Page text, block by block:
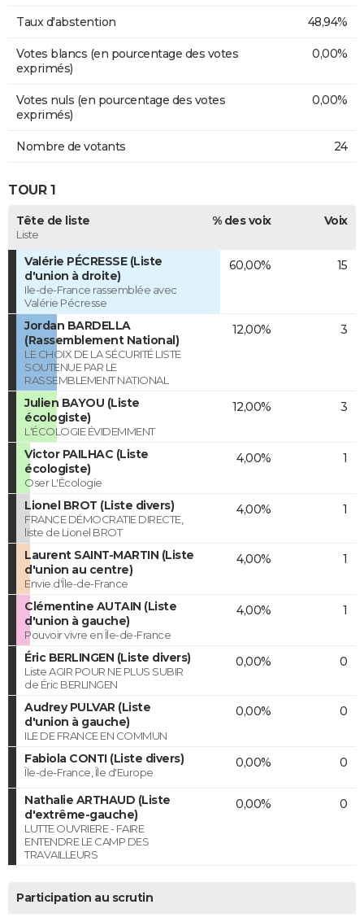
Taux d'abstention 48,94%
Votes blancs (en pourcentage des votes
exprimés)
0,00%
Votes nuls (en pourcentage des votes
exprimés)
0,00%
Nombre de votants 24
TOUR 1
Tête de liste
Liste
% des voix Voix
Valérie PÉCRESSE (Liste
d'union à droite)
Ile-de-France rassemblée avec
Valérie Pécresse
60,00% 15
Jordan BARDELLA
(Rassemblement National)
LE CHOIX DE LA SÉCURITÉ LISTE
SOUTENUE PAR LE
RASSEMBLEMENT NATIONAL
12,00% 3
Julien BAYOU (Liste
écologiste)
L'ÉCOLOGIE ÉVIDEMMENT
12,00% 3
Victor PAILHAC (Liste
écologiste)
Oser L'Écologie
4,00% 1
Lionel BROT (Liste divers)
FRANCE DÉMOCRATIE DIRECTE,
liste de Lionel BROT
4,00% 1
Laurent SAINT-MARTIN (Liste
d'union au centre)
Envie d'Île-de-France
4,00% 1
Clémentine AUTAIN (Liste
d'union à gauche)
Pouvoir vivre en Île-de-France
4,00% 1
Éric BERLINGEN (Liste divers)
Liste AGIR POUR NE PLUS SUBIR
de Éric BERLINGEN
0,00% 0
Audrey PULVAR (Liste
d'union à gauche)
ILE DE FRANCE EN COMMUN
0,00% 0
Fabiola CONTI (Liste divers)
Île-de-France, Île d'Europe
0,00% 0
Nathalie ARTHAUD (Liste
d'extrême-gauche)
LUTTE OUVRIERE - FAIRE
ENTENDRE LE CAMP DES
TRAVAILLEURS
0,00% 0
Participation au scrutin